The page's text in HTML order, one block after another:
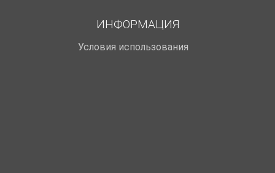
ИНФОРМАЦИЯ
Условия использования